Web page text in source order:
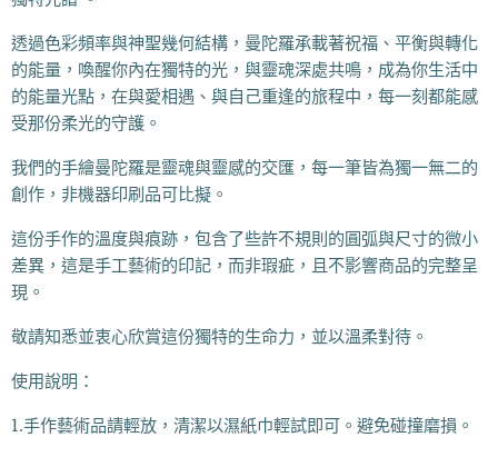
透過色彩頻率與神聖幾何結構，曼陀羅承載著祝福、平衡與轉化
的能量，喚醒你內在獨特的光，與靈魂深處共鳴，成為你生活中
的能量光點，在與愛相遇、與自己重逢的旅程中，每一刻都能感
受那份柔光的守護。
我們的手繪曼陀羅是靈魂與靈感的交匯，每一筆皆為獨一無二的
創作，非機器印刷品可比擬。
這份手作的溫度與痕跡，包含了些許不規則的圓弧與尺寸的微小
差異，這是手工藝術的印記，而非瑕疵，且不影響商品的完整呈
現。
敬請知悉並衷心欣賞這份獨特的生命力，並以溫柔對待。
使用說明：
1.手作藝術品請輕放，清潔以濕紙巾輕試即可。避免碰撞磨損。